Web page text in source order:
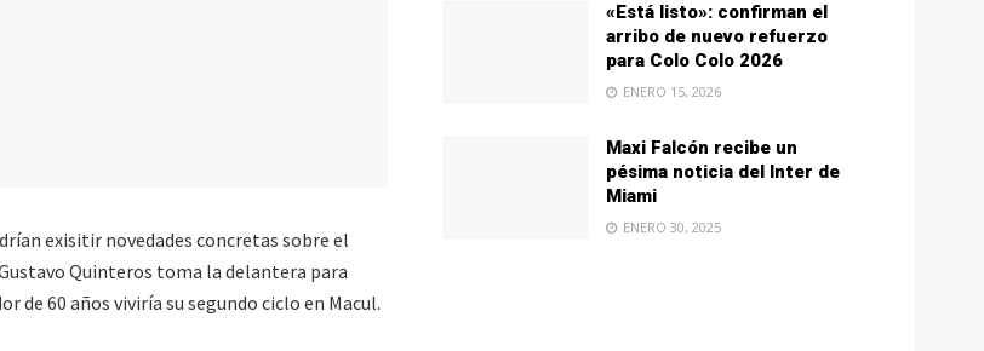
exisitir novedades concretas sobre el
Quinteros toma la delantera para
de 60 años viviría su segundo ciclo en Macul.
«Está listo»: confirman el
arribo de nuevo refuerzo
para Colo Colo 2026
ENERO 15, 2026
Maxi Falcón recibe un
pésima noticia del Inter de
Miami
ENERO 30, 2025